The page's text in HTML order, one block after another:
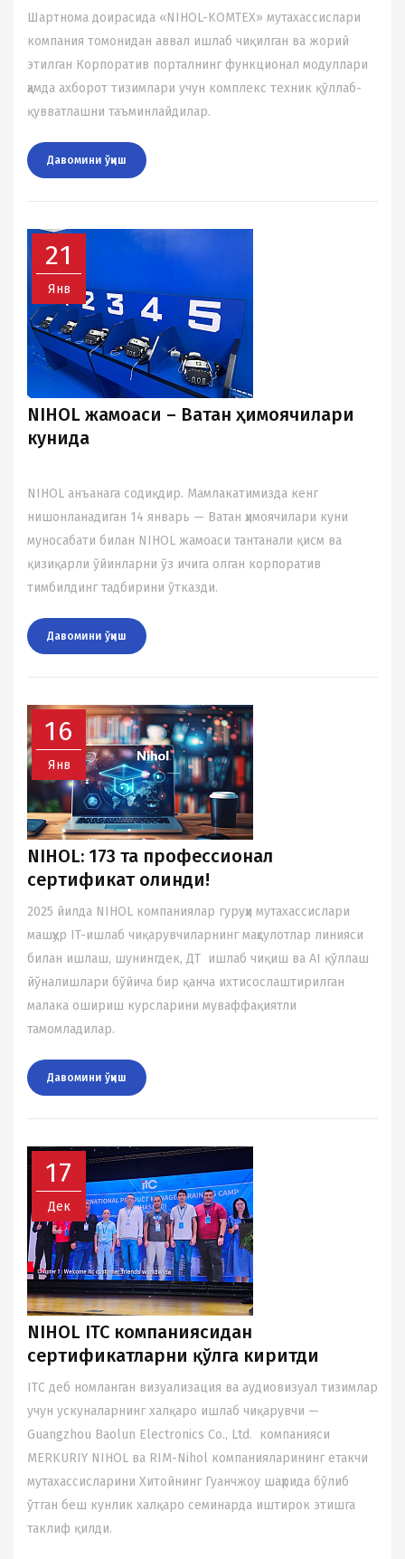
Шартнома доирасида «NIHOL-KOMTEX» мутаxассислари
компания томонидан аввал ишлаб чиқилган ва жорий
этилган Корпоратив порталнинг функционал модуллари
ҳамда аxборот тизимлари учун комплекс теxник қўллаб-
қувватлашни таъминлайдилар.
Давомини ўқиш
21
Янв
NIHOL жамоаси – Ватан ҳимоячилари
кунида
NIHOL анъанага содиқдир. Мамлакатимизда кенг
нишонланадиган 14 январь — Ватан ҳимоячилари куни
муносабати билан NIHOL жамоаси тантанали қисм ва
қизиқарли ўйинларни ўз ичига олган корпоратив
тимбилдинг тадбирини ўтказди.
Давомини ўқиш
16
Янв
NIHOL: 173 та профессионал
сертификат олинди!
2025 йилда NIHOL компаниялар гуруҳи мутахассислари
машҳур IT-ишлаб чиқарувчиларнинг маҳсулотлар линияси
билан ишлаш, шунингдек, ДТ ишлаб чиқиш ва AI қўллаш
йўналишлари бўйича бир қанча ихтисослаштирилган
малака ошириш курсларини муваффақиятли
тамомладилар.
Давомини ўқиш
17
Дек
NIHOL ITC компаниясидан
сертификатларни қўлга киритди
ITC деб номланган визуализация ва аудиовизуал тизимлар
учун ускуналарнинг халқаро ишлаб чиқарувчи —
Guangzhou Baolun Electronics Co., Ltd. компанияси
MERKURIY NIHOL ва RIM-Nihol компанияларининг етакчи
мутахассисларини Хитойнинг Гуанчжоу шаҳрида бўлиб
ўтган беш кунлик халқаро семинарда иштирок этишга
таклиф қилди.